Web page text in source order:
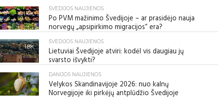
1.4K
ŠVEDIJOS NAUJIENOS
Po PVM mažinimo Švedijoje – ar prasidėjo nauja
norvegų „apsipirkimo migracijos“ era?
1.8K
ŠVEDIJOS NAUJIENOS
Lietuviai Švedijoje atviri: kodėl vis daugiau jų
svarsto išvykti?
1.5K
DANIJOS NAUJIENOS
Velykos Skandinavijoje 2026: nuo kalnų
Norvegijoje iki pirkėjų antplūdžio Švedijoje